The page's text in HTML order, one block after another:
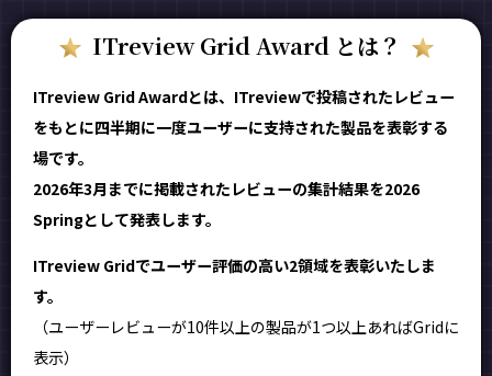
ITreview Grid Award とは？
ITreview Grid Awardとは、ITreviewで投稿されたレビュー
をもとに四半期に一度ユーザーに支持された製品を表彰する
場です。
2026年3月までに掲載されたレビューの集計結果を2026
Springとして発表します。
ITreview Gridでユーザー評価の高い2領域を表彰いたしま
す。
（ユーザーレビューが10件以上の製品が1つ以上あればGridに
表示）